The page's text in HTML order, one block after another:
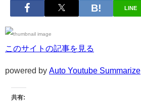
LINE
このサイトの記事を見る
powered by Auto Youtube Summarize
共有: